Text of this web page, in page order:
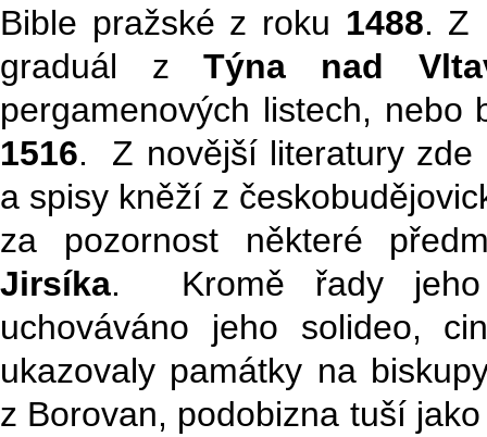
Bible pražské z roku 1488. Z
graduál zTýna nad
pergamenových listech,
1516. Z novější literatury zde
a spisy kněží z
za pozornost některé
Jirsíka. Kromě řady jeho
uchováváno jeho solideo,
ukazovaly památky na
z Borovan, podobizna tuší